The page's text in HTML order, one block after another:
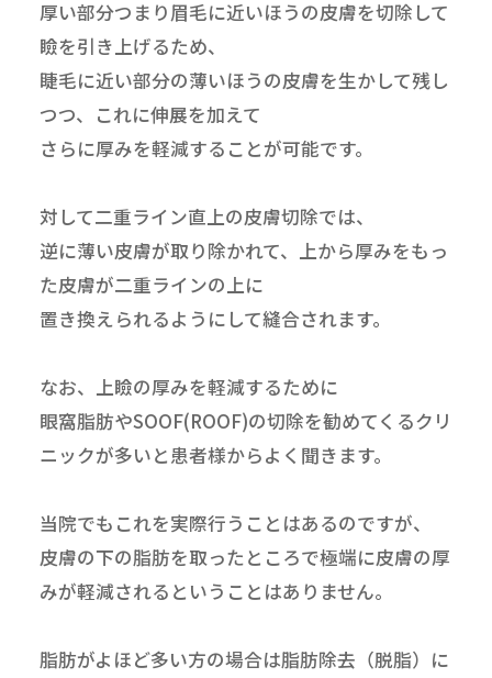
厚い部分つまり眉毛に近いほうの皮膚を切除して
瞼を引き上げるため、
睫毛に近い部分の薄いほうの皮膚を生かして残し
つつ、これに伸展を加えて
さらに厚みを軽減することが可能です。
対して二重ライン直上の皮膚切除では、
逆に薄い皮膚が取り除かれて、上から厚みをもっ
た皮膚が二重ラインの上に
置き換えられるようにして縫合されます。
なお、上瞼の厚みを軽減するために
眼窩脂肪やSOOF(ROOF)の切除を勧めてくるクリ
ニックが多いと患者様からよく聞きます。
当院でもこれを実際行うことはあるのですが、
皮膚の下の脂肪を取ったところで極端に皮膚の厚
みが軽減されるということはありません。
脂肪がよほど多い方の場合は脂肪除去（脱脂）に